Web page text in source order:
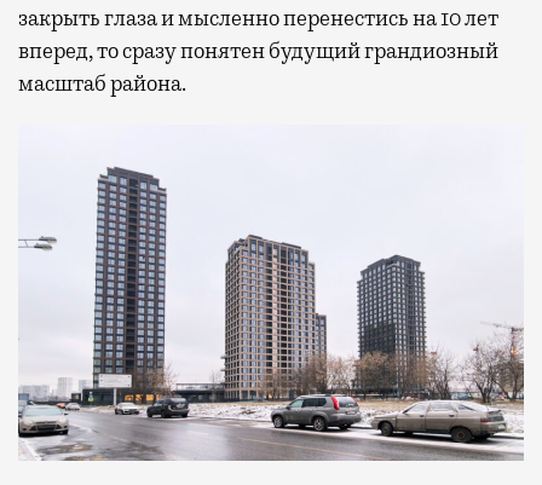
закрыть глаза и мысленно перенестись на 10 лет
вперед, то сразу понятен будущий грандиозный
масштаб района.